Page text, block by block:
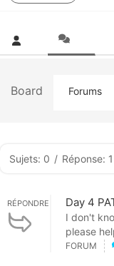
Board Forums
Sujets: 0 / Réponse: 1
RÉPONDRE Day 4
I don't
please
FORUM